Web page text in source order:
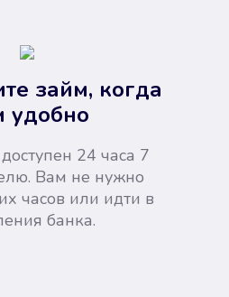
займ, когда
удобно
24 часа 7
Вам не нужно
часов или идти в
банка.